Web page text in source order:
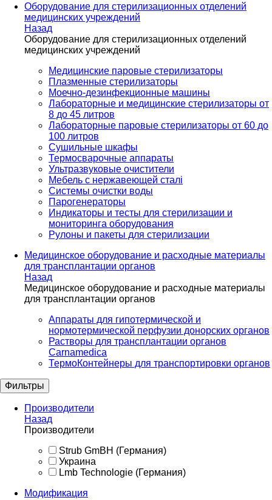
Оборудование для стерилизационных отделений
медицинских учреждений
Назад
Оборудование для стерилизационных отделений
медицинских учреждений
Медицинские паровые стерилизаторы
Плазменные стерилизаторы
Моечно-дезинфекционные машины
Лабораторные и медицинские стерилизаторы от
8 до 45 литров
Лабораторные паровые стерилизаторы от 60 до
100 литров
Сушильные шкафы
Термосварочные аппараты
Ультразвуковые очистители
Мебель с нержавеющей сталі
Системы очистки воды
Парогенераторы
Индикаторы и тесты для стерилизации и
мониторинга оборудования
Рулоны и пакеты для стерилизации
Медицинское оборудование и расходные материалы
для трансплантации органов
Назад
Медицинское оборудование и расходные материалы
для трансплантации органов
Аппараты для гипотермической и
нормотермической перфузии донорских органов
Растворы для трансплантации органов
Carnamedica
ТермоКонтейнеры для транспортировки органов
Фильтры
Производители
Назад
Производители
Strub GmBH (Германия)
Украина
Lmb Technologie (Германия)
Модификация